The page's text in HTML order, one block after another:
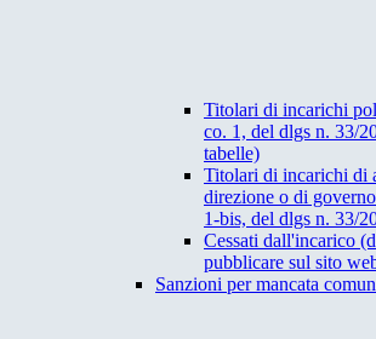
Titolari di incarichi
co. 1, del dlgs n. 33/
tabelle)
Titolari di incarichi di
direzione o di
1-bis, del dlgs n. 33/
Cessati dall'incarico
pubblicare sul sito
Sanzioni per mancata